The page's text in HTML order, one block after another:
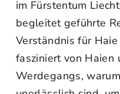
im Fürstentum
begleitet geführte
Verständnis für
fasziniert von Haien
Werdegangs,